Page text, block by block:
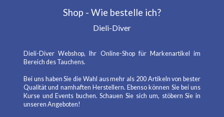
Shop - Wie bestelle ich?
Dieli-Diver
Dieli-Diver Webshop, Ihr Online-Shop für Markenartikel im
Bereich des Tauchens.
Bei uns haben Sie die Wahl aus mehr als 200 Artikeln von bester
Qualität und namhaften Herstellern. Ebenso können Sie bei uns
Kurse und Events buchen. Schauen Sie sich um, stöbern Sie in
unseren Angeboten!